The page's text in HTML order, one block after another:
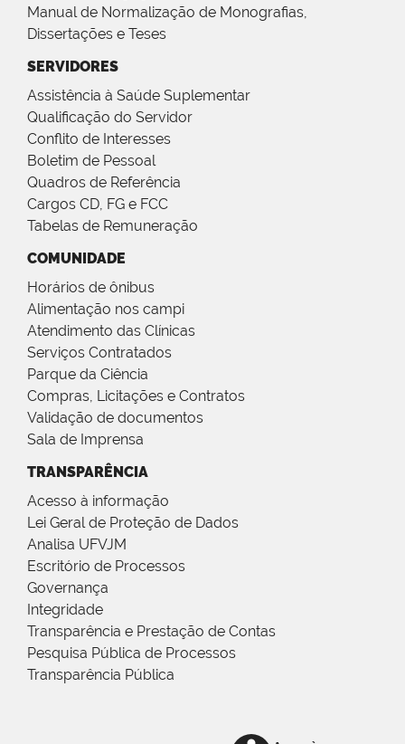
Manual de Normalização de Monografias,
Dissertações e Teses
SERVIDORES
Assistência à Saúde Suplementar
Qualificação do Servidor
Conflito de Interesses
Boletim de Pessoal
Quadros de Referência
Cargos CD, FG e FCC
Tabelas de Remuneração
COMUNIDADE
Horários de ônibus
Alimentação nos campi
Atendimento das Clínicas
Serviços Contratados
Parque da Ciência
Compras, Licitações e Contratos
Validação de documentos
Sala de Imprensa
TRANSPARÊNCIA
Acesso à informação
Lei Geral de Proteção de Dados
Analisa UFVJM
Escritório de Processos
Governança
Integridade
Transparência e Prestação de Contas
Pesquisa Pública de Processos
Transparência Pública